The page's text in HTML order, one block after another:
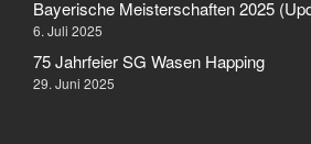
Bayerische Meisterschaften 2025
6. Juli 2025
75 Jahrfeier SG Wasen Happing
29. Juni 2025